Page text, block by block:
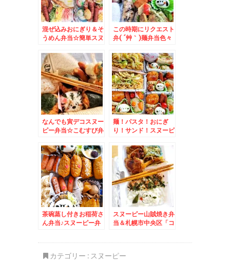
混ぜ込みおにぎり＆そ
うめん弁当☆簡単スヌ
この時期にリクエスト
弁( ´艸｀)麺弁当色々
なんでも寅デコスヌー
ピー弁当☆こむすび弁
麺！パスタ！おにぎ
り！サンド！スヌーピ
茶碗蒸し付きお稲荷さ
ん弁当♪スヌーピー弁
スヌーピー山賊焼き弁
当＆札幌市中央区「コ
カテゴリー : スヌーピー